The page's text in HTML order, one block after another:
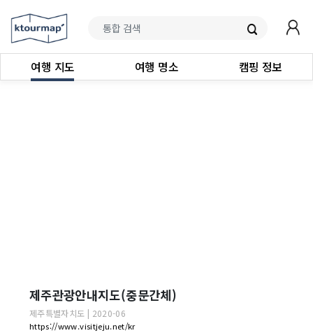
여행 지도 여행 명소 캠핑 정보
제주관광안내지도(중문간체)
제주특별자치도 | 2020-06
https://www.visitjeju.net/kr